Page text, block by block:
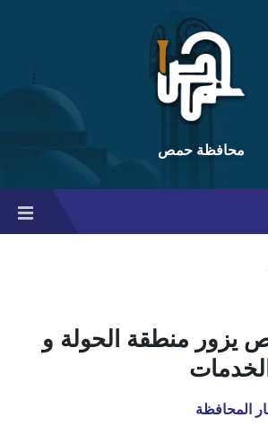
محافظة حمص
منطقة الحولة و
المحافظة